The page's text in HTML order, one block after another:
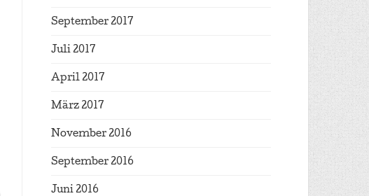
September 2017
Juli 2017
April 2017
März 2017
November 2016
September 2016
Juni 2016